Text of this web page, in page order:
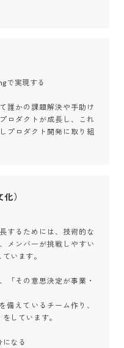
で実現する
誰かの課題解決や手助け
ロダクトが成長し、これ
プロダクト開発に取り組
）
するためには、技術的な
メンバーが挑戦しやすい
います。
「その意思決定が事業・
備えているチーム作り、
しています。
になる